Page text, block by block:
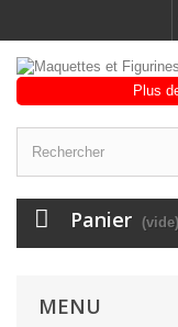
Panier (vide)
MENU